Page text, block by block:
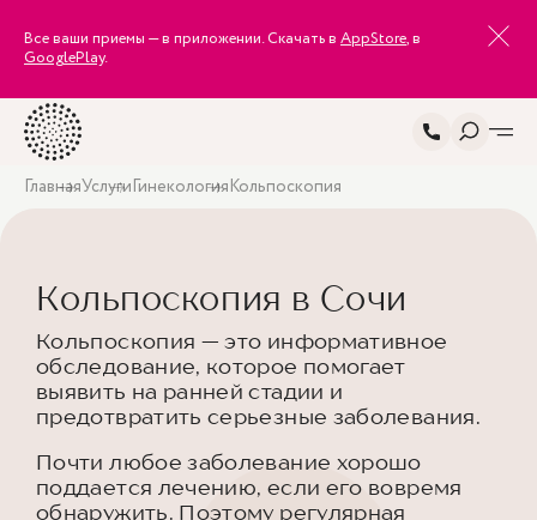
Все ваши приемы — в приложении. Скачать в AppStore, в
GooglePlay.
ГлавнаяУслугиГинекологияКольпоскопия
Кольпоскопия в Сочи
Кольпоскопия — это информативное
обследование, которое помогает
выявить на ранней стадии и
предотвратить серьезные заболевания.
Почти любое заболевание хорошо
поддается лечению, если его вовремя
обнаружить. Поэтому регулярная